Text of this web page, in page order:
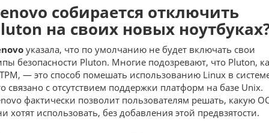
собирается отключить
на своих новых
указала, что по умолчанию не будет включать свои
безопасности Pluton. Многие подозревают, что Pluton,
— это способ помешать использованию Linux в
связано с отсутствием поддержки платформ на базе Unix.
фактически позволит пользователям решать, какую
хотят использовать, без добавления этой предвзятости.